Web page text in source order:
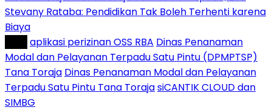
Stevany Rataba: Pendidikan Tak Boleh Terhenti karena
Biaya
aplikasi perizinan OSS RBA Dinas Penanaman
Modal dan Pelayanan Terpadu Satu Pintu (DPMPTSP)
Tana Toraja Dinas Penanaman Modal dan Pelayanan
Terpadu Satu Pintu Tana TorajasiCANTIK CLOUD dan
SIMBG